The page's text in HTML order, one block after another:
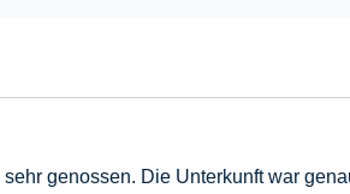
genossen. Die Unterkunft war